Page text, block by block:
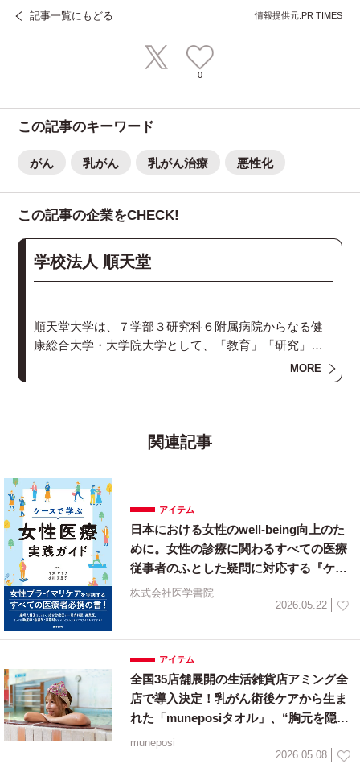
記事一覧にもどる 情報提供元:PR TIMES
0
この記事のキーワード
がん 乳がん 乳がん治療 悪性化
この記事の企業をCHECK!
学校法人 順天堂
順天堂大学は、７学部３研究科６附属病院からなる健
康総合大学・大学院大学として、「教育」「研究」
「実践・診療」という３つの柱を通じた国際貢献への
取り組みを推進しています。学是「仁」と理念「不断
義」の学風を掲げ、グローバル社会で医療・健康・保
MORE
関連記事
アイテム
日本における女性のwell-being向上のた
めに。女性の診療に関わるすべての医療
従事者のふとした疑問に対応する『ケー
スで学ぶ女性医療実践ガイド』4/27発売
株式会社医学書院
2026.05.22
アイテム
全国35店舗展開の生活雑貨店アミング全
店で導入決定！乳がん術後ケアから生ま
れた「muneposiタオル」、“胸元を隠
す”という新しい選択肢をすべての女性へ
muneposi
2026.05.08